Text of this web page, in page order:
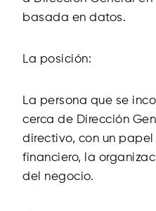
basada en datos.
La posición:
La persona que se
cerca de Dirección
directivo, con un
financiero, la
del negocio.